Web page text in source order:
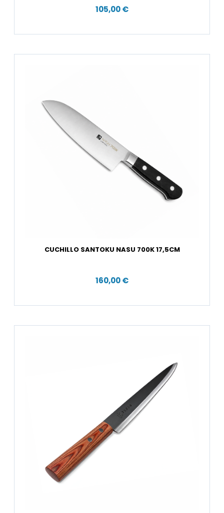
105,00 €
CUCHILLO SANTOKU NASU 700K 17,5CM
160,00 €